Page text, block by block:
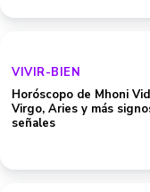
VIVIR-BIEN
Horóscopo de Mhoni
Virgo, Aries y más
señales